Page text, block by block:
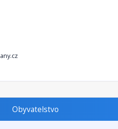
Obyvatelstvo